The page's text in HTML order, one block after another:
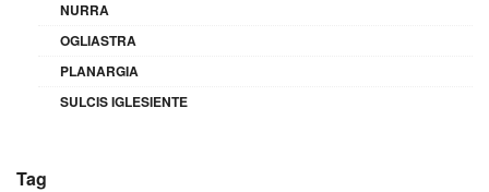
NURRA
OGLIASTRA
PLANARGIA
SULCIS IGLESIENTE
Tag